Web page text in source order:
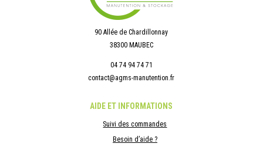
90 Allée de Chardillonnay
38300 MAUBEC
04 74 94 74 71
contact@agms-manutention.fr
AIDE ET INFORMATIONS
Suivi des commandes
Besoin d’aide ?